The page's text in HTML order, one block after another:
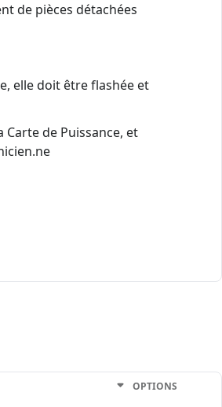
de pièces détachées
elle doit être flashée et
de Puissance, et
OPTIONS